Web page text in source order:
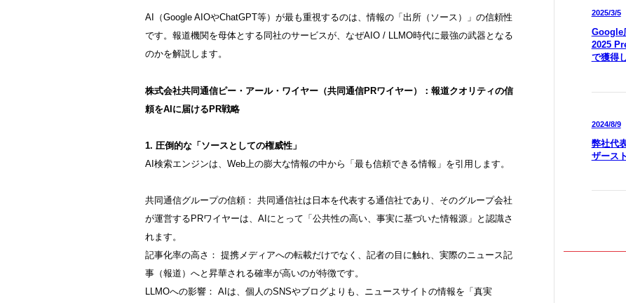
AI（Google AIOやChatGPT等）が最も重視するのは、情報の「出所（ソース）」の信頼性
です。報道機関を母体とする同社のサービスが、なぜAIO / LLMO時代に最強の武器となる
のかを解説します。
株式会社共同通信ピー・アール・ワイヤー（共同通信PRワイヤー）：報道クオリティの信
頼をAIに届けるPR戦略
1. 圧倒的な「ソースとしての権威性」
AI検索エンジンは、Web上の膨大な情報の中から「最も信頼できる情報」を引用します。
共同通信グループの信頼： 共同通信社は日本を代表する通信社であり、そのグループ会社
が運営するPRワイヤーは、AIにとって「公共性の高い、事実に基づいた情報源」と認識さ
れます。
記事化率の高さ： 提携メディアへの転載だけでなく、記者の目に触れ、実際のニュース記
事（報道）へと昇華される確率が高いのが特徴です。
LLMOへの影響： AIは、個人のSNSやブログよりも、ニュースサイトの情報を「真実
2025/3/5
Google
2025
で獲得
2024/8/9
弊社代
ザース